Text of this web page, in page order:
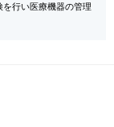
行い医療機器の管理